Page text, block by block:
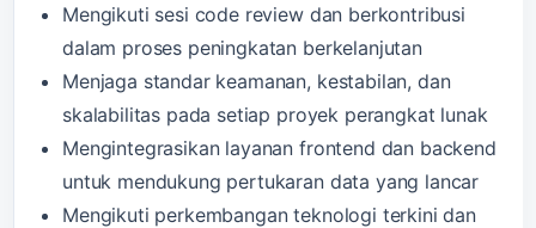
Mengikuti sesi code review dan berkontribusi
dalam proses peningkatan berkelanjutan
Menjaga standar keamanan, kestabilan, dan
skalabilitas pada setiap proyek perangkat lunak
Mengintegrasikan layanan frontend dan backend
untuk mendukung pertukaran data yang lancar
Mengikuti perkembangan teknologi terkini dan